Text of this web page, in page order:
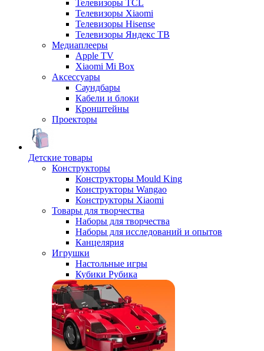
Телевизоры TCL
Телевизоры Xiaomi
Телевизоры Hisense
Телевизоры Яндекс ТВ
Медиаплееры
Apple TV
Xiaomi Mi Box
Аксессуары
Саундбары
Кабели и блоки
Кронштейны
Проекторы
Детские товары
Конструкторы
Конструкторы Mould King
Конструкторы Wangao
Конструкторы Xiaomi
Товары для творчества
Наборы для творчества
Наборы для исследований и опытов
Канцелярия
Игрушки
Настольные игры
Кубики Рубика